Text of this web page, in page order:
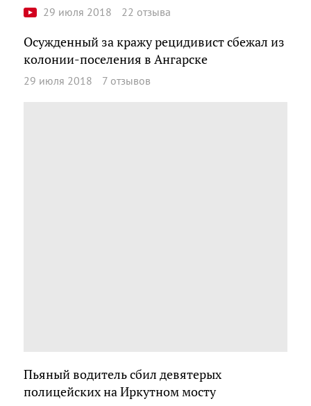
29 июля 2018 22 отзыва
Осужденный за кражу рецидивист сбежал из
колонии-поселения в Ангарске
29 июля 2018 7 отзывов
Пьяный водитель сбил девятерых
полицейских на Иркутном мосту